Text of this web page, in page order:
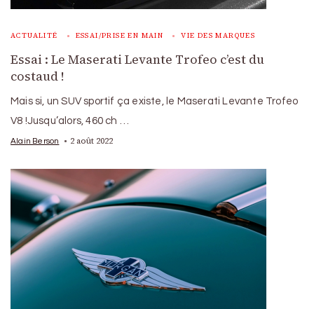
ACTUALITÉ ESSAI/PRISE EN MAIN VIE DES MARQUES
Essai : Le Maserati Levante Trofeo c’est du
costaud !
Mais si, un SUV sportif ça existe, le Maserati Levante Trofeo
V8 !Jusqu’alors, 460 ch …
Alain Berson 2 août 2022